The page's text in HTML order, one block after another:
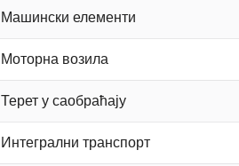
Машински елементи
Моторна возила
Терет у саобраћају
Интегрални транспорт